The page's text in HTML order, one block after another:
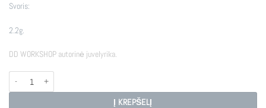
Svoris:
2.2g.
DD WORKSHOP autorinė juvelyrika.
Į KREPŠELĮ